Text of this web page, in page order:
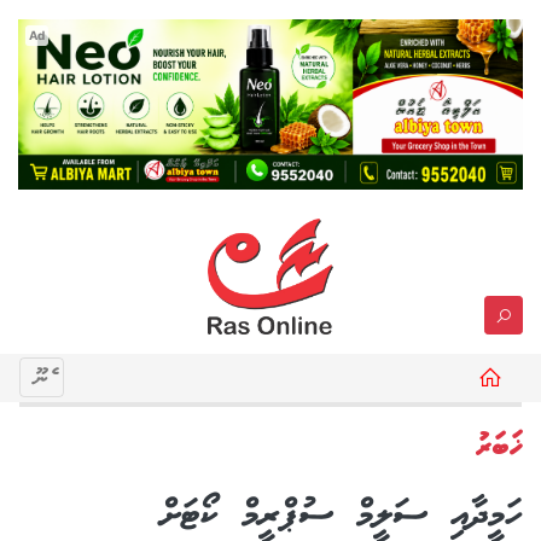
Ad
މެނޫ
ޚަބަރު
ހަމީދާއި ސަލީމް ސުޕްރީމް ކޯޓަށް